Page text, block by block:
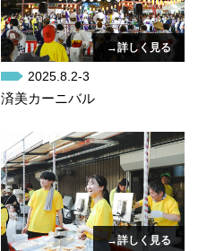
→詳しく見る
2025.8.2-3
済美カーニバル
→詳しく見る